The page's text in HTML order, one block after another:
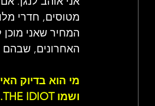
מטוסים, חדרי
המחיר שאני
האחרונים, שבהם
ושמו THE IDIOT. קבלו את